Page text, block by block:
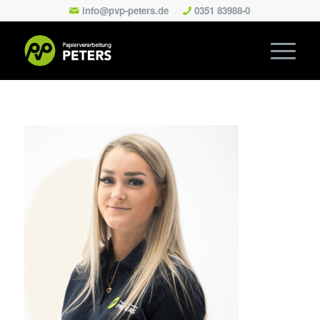
info@pvp-peters.de 0351 83988-0